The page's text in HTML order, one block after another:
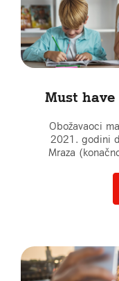
Must
Obožavaoci
2021. godini
Mraza